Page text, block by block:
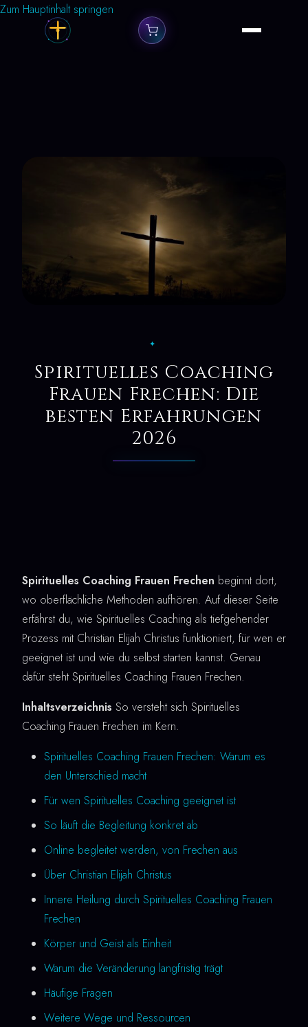
Zum Hauptinhalt springen
✦
Spirituelles Coaching
Frauen Frechen: Die
besten Erfahrungen
2026
Spirituelles Coaching Frauen Frechen beginnt dort,
wo oberflächliche Methoden aufhören. Auf dieser Seite
erfährst du, wie Spirituelles Coaching als tiefgehender
Prozess mit Christian Elijah Christus funktioniert, für wen er
geeignet ist und wie du selbst starten kannst. Genau
dafür steht Spirituelles Coaching Frauen Frechen.
Inhaltsverzeichnis So versteht sich Spirituelles
Coaching Frauen Frechen im Kern.
Spirituelles Coaching Frauen Frechen: Warum es
den Unterschied macht
Für wen Spirituelles Coaching geeignet ist
So läuft die Begleitung konkret ab
Online begleitet werden, von Frechen aus
Über Christian Elijah Christus
Innere Heilung durch Spirituelles Coaching Frauen
Frechen
Körper und Geist als Einheit
Warum die Veränderung langfristig trägt
Häufige Fragen
Weitere Wege und Ressourcen